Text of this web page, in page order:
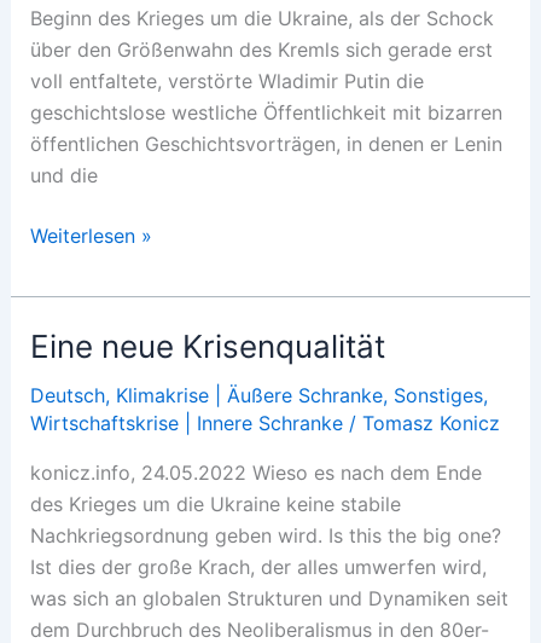
Beginn des Krieges um die Ukraine, als der Schock
über den Größenwahn des Kremls sich gerade erst
voll entfaltete, verstörte Wladimir Putin die
geschichtslose westliche Öffentlichkeit mit bizarren
öffentlichen Geschichtsvorträgen, in denen er Lenin
und die
Zerrissen
Ost
und
West
Weiterlesen »
Eine neue Krisenqualität
Deutsch, Klimakrise | Äußere Schranke, Sonstiges,
Wirtschaftskrise | Innere Schranke/ Tomasz Konicz
konicz.info, 24.05.2022 Wieso es nach dem Ende
des Krieges um die Ukraine keine stabile
Nachkriegsordnung geben wird. Is this the big one?
Ist dies der große Krach, der alles umwerfen wird,
was sich an globalen Strukturen und Dynamiken seit
dem Durchbruch des Neoliberalismus in den 80er-